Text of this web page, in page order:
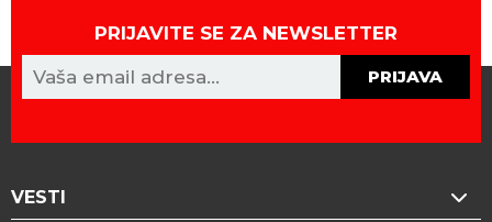
PRIJAVITE SE ZA NEWSLETTER
PRIJAVA
VESTI